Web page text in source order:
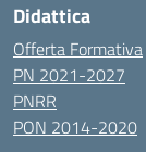
Didattica
Offerta Formativa
PN 2021-2027
PNRR
PON 2014-2020